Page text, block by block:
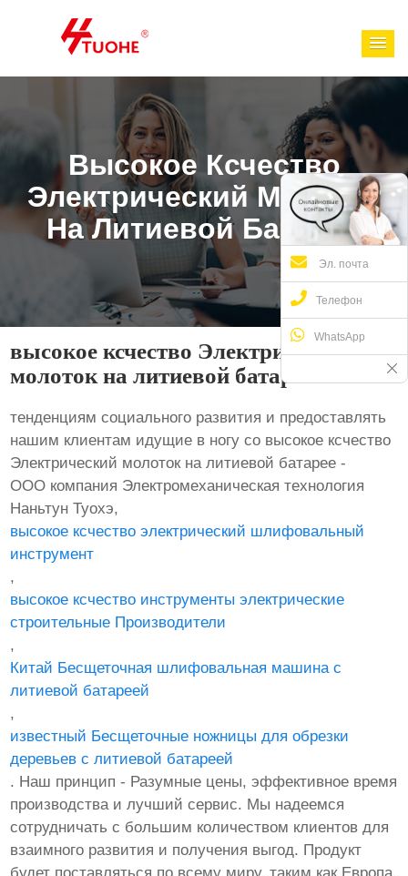
Высокое Ксчество
Электрический Молоток
На Литиевой Батарее
высокое ксчество Электрический
молоток на литиевой батарее
тенденциям социального развития и предоставлять
нашим клиентам идущие в ногу со высокое ксчество
Электрический молоток на литиевой батарее -
ООО компания Электромеханическая технология
Наньтун Туохэ,
высокое ксчество электрический шлифовальный
инструмент
,
высокое ксчество инструменты электрические
строительные Производители
,
Китай Бесщеточная шлифовальная машина с
литиевой батареей
,
известный Бесщеточные ножницы для обрезки
деревьев с литиевой батареей
. Наш принцип - Разумные цены, эффективное время
производства и лучший сервис. Мы надеемся
сотрудничать с большим количеством клиентов для
взаимного развития и получения выгод. Продукт
Эл. почта
Телефон
WhatsApp